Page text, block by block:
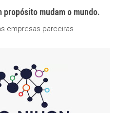
propósito mudam o mundo.
empresas parceiras